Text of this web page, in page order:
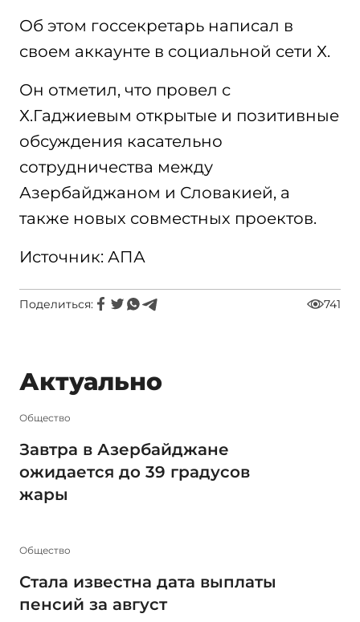
Об этом госсекретарь написал в
своем аккаунте в социальной сети Х.
Он отметил, что провел с
Х.Гаджиевым открытые и позитивные
обсуждения касательно
сотрудничества между
Азербайджаном и Словакией, а
также новых совместных проектов.
Источник: АПА
Поделиться: 741
Актуально
Общество
Завтра в Азербайджане
ожидается до 39 градусов
жары
Общество
Стала известна дата выплаты
пенсий за август